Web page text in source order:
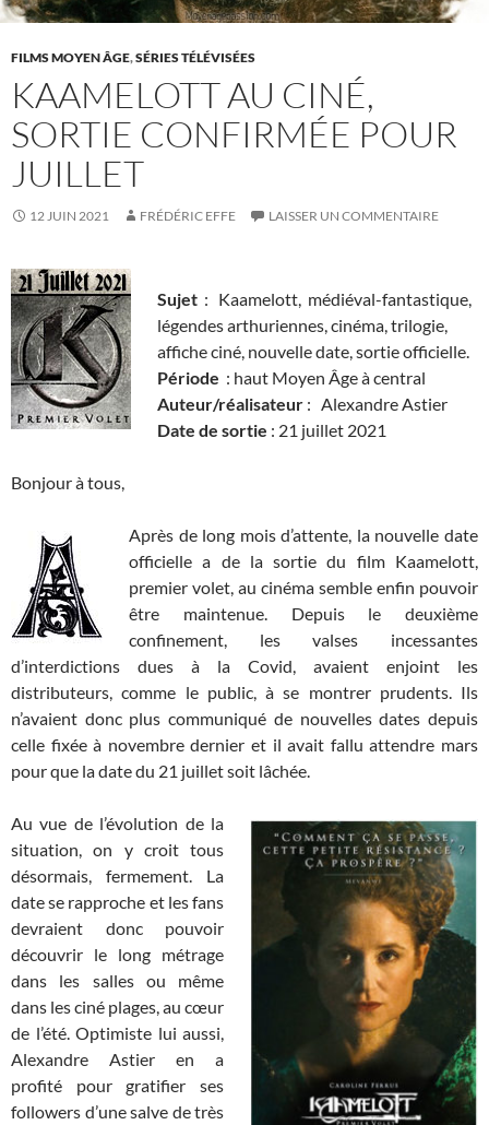
FILMS MOYEN ÂGE,SÉRIES TÉLÉVISÉES
KAAMELOTT AU CINÉ,
SORTIE CONFIRMÉE POUR
JUILLET
12 JUIN 2021 FRÉDÉRIC EFFE LAISSER UN COMMENTAIRE
Sujet : Kaamelott, médiéval-fantastique,
légendes arthuriennes, cinéma, trilogie,
affiche ciné, nouvelle date, sortie officielle.
Période : haut Moyen Âge à central
Auteur/réalisateur : Alexandre Astier
Date de sortie : 21 juillet 2021
Bonjour à tous,
Après de long mois d’attente, la nouvelle date
officielle a de la sortie du film Kaamelott,
premier volet, au cinéma semble enfin pouvoir
être maintenue. Depuis le deuxième
confinement, les valses incessantes
d’interdictions dues à la Covid, avaient enjoint les
distributeurs, comme le public, à se montrer prudents. Ils
n’avaient donc plus communiqué de nouvelles dates depuis
celle fixée à novembre dernier et il avait fallu attendre mars
pour que la date du 21 juillet soit lâchée.
Au vue de l’évolution de la
situation, on y croit tous
désormais, fermement. La
date se rapproche et les fans
devraient donc pouvoir
découvrir le long métrage
dans les salles ou même
dans les ciné plages, au cœur
de l’été. Optimiste lui aussi,
Alexandre Astier en a
profité pour gratifier ses
followers d’une salve de très